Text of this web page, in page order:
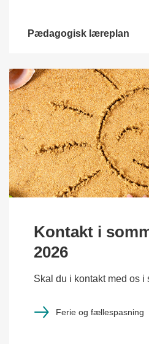
Pædagogisk læreplan
Kontakt i
2026
Skal du i kontakt med os i
Ferie og fællespasning